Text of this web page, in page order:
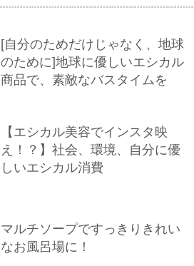
[自分のためだけじゃなく、地球
のために]地球に優しいエシカル
商品で、素敵なバスタイムを
【エシカル美容でインスタ映
え！？】社会、環境、自分に優
しいエシカル消費
マルチソープですっきりきれい
なお風呂場に！